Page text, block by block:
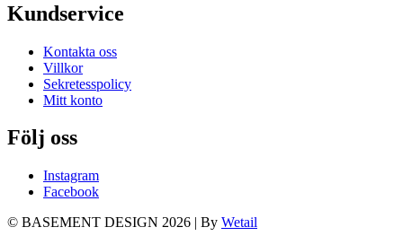
Kundservice
Kontakta oss
Villkor
Sekretesspolicy
Mitt konto
Följ oss
Instagram
Facebook
© BASEMENT DESIGN 2026 | By Wetail